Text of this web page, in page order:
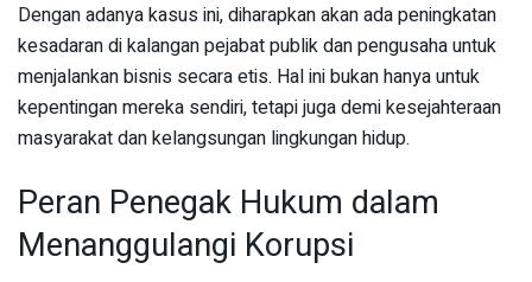
Dengan adanya kasus ini, diharapkan akan ada peningkatan
kesadaran di kalangan pejabat publik dan pengusaha untuk
menjalankan bisnis secara etis. Hal ini bukan hanya untuk
kepentingan mereka sendiri, tetapi juga demi kesejahteraan
masyarakat dan kelangsungan lingkungan hidup.
Peran Penegak Hukum dalam
Menanggulangi Korupsi